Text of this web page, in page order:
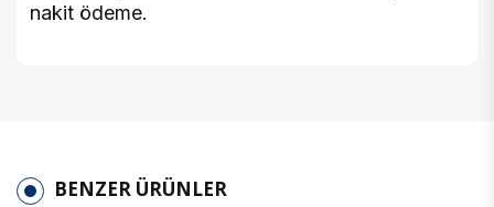
nakit ödeme.
BENZER ÜRÜNLER